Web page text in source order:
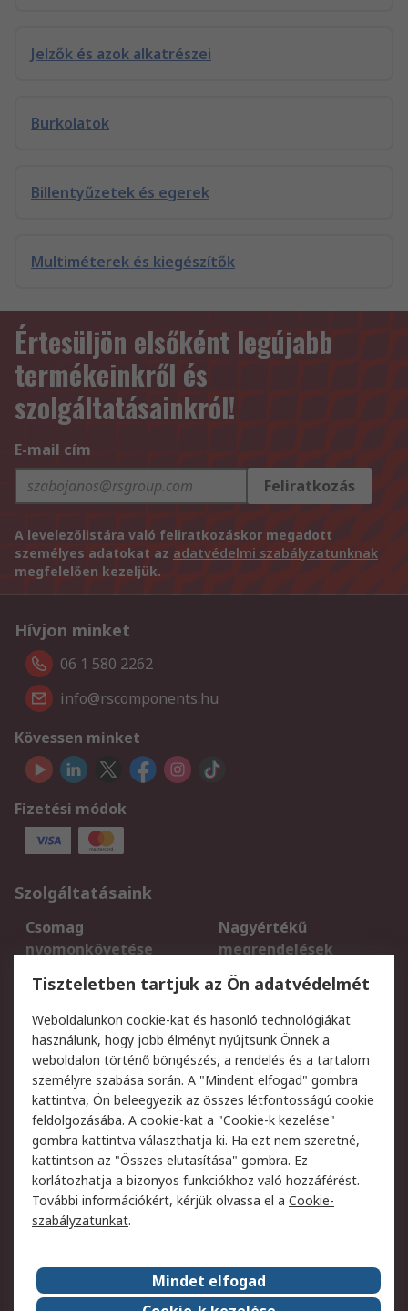
Jelzők és azok alkatrészei
Burkolatok
Billentyűzetek és egerek
Multiméterek és kiegészítők
Értesüljön elsőként legújabb
termékeinkről és
szolgáltatásainkról!
E-mail cím
Feliratkozás
A levelezőlistára való feliratkozáskor megadott
személyes adatokat az adatvédelmi szabályzatunknak
megfelelően kezeljük.
Hívjon minket
06 1 580 2262
info@rscomponents.hu
Kövessen minket
Fizetési módok
Szolgáltatásaink
Csomag
nyomonkövetése
Nagyértékű
megrendelések
Regisztráció
Szállítás
Termékvisszaküldés
Szolgáltatások
Jogi
Adatvédelmi
szabályzat
Az RS értékesítési
feltételei
Cookie szabályzat
Email biztonság
Webhelyre vonatkozó
feltételek
Weboldal felhasználói
szabályzata
Képviseletek
Rólunk
Vállalatcsoport
Tiszteletben tartjuk az Ön adatvédelmét
Weboldalunkon cookie-kat és hasonló technológiákat
használunk, hogy jobb élményt nyújtsunk Önnek a
weboldalon történő böngészés, a rendelés és a tartalom
személyre szabása során. A "Mindent elfogad" gombra
kattintva, Ön beleegyezik az összes létfontosságú cookie
feldolgozásába. A cookie-kat a "Cookie-k kezelése"
gombra kattintva választhatja ki. Ha ezt nem szeretné,
kattintson az "Összes elutasítása" gombra. Ez
korlátozhatja a bizonyos funkciókhoz való hozzáférést.
További információkért, kérjük olvassa el a Cookie-
szabályzatunkat.
Mindet elfogad